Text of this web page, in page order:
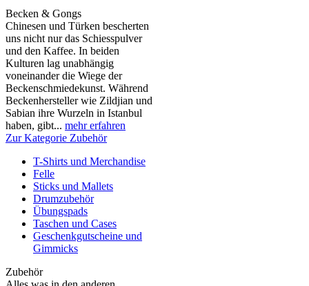
Becken & Gongs
Chinesen und Türken bescherten
uns nicht nur das Schiesspulver
und den Kaffee. In beiden
Kulturen lag unabhängig
voneinander die Wiege der
Beckenschmiedekunst. Während
Beckenhersteller wie Zildjian und
Sabian ihre Wurzeln in Istanbul
haben, gibt... mehr erfahren
Zur Kategorie Zubehör
T-Shirts und Merchandise
Felle
Sticks und Mallets
Drumzubehör
Übungspads
Taschen und Cases
Geschenkgutscheine und
Gimmicks
Zubehör